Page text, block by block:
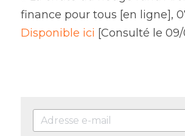
Disponible ici [Consulté le 09/